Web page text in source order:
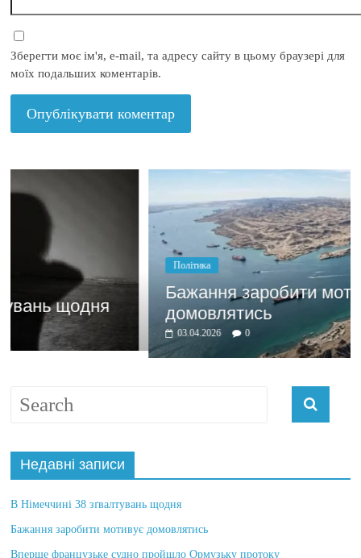
Зберегти моє ім'я, e-mail, та адресу сайту в цьому браузері для
моїх подальших коментарів.
Політика
Бажання заробити мотивує
домовлятись
03.04.2026
Недавні записи
В Німеччині 38 зґвалтувань щодня
Бажання заробити мотивує домовлятись
Вперше французьке судно пройшло Ормузьку протоку